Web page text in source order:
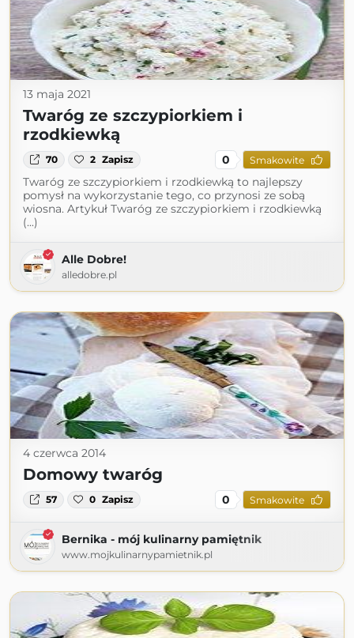
13 maja 2021
Twaróg ze szczypiorkiem i
rzodkiewką
70 2 Zapisz 0 Smakowite
Twaróg ze szczypiorkiem i rzodkiewką to najlepszy
pomysł na wykorzystanie tego, co przynosi ze sobą
wiosna. Artykuł Twaróg ze szczypiorkiem i rzodkiewką
(...)
Alle Dobre!
alledobre.pl
4 czerwca 2014
Domowy twaróg
57 0 Zapisz 0 Smakowite
Bernika - mój kulinarny pamiętnik
www.mojkulinarnypamietnik.pl